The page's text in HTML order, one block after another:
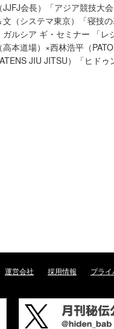
会長）「アジア競技大会
（システマ東京）「寝技の
ルシア ギ・セミナー 「レ
本道場）×西林浩平（
JIU JITSU）「ヒド
運営会社 採用情報 プラ